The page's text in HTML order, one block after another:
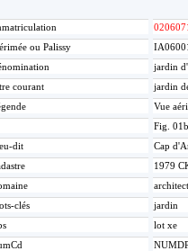
ou Palissy
jardin
courant
jardin
Vue
Fig. 01b
dit
Cap
1979
clés
jardin
lot xe